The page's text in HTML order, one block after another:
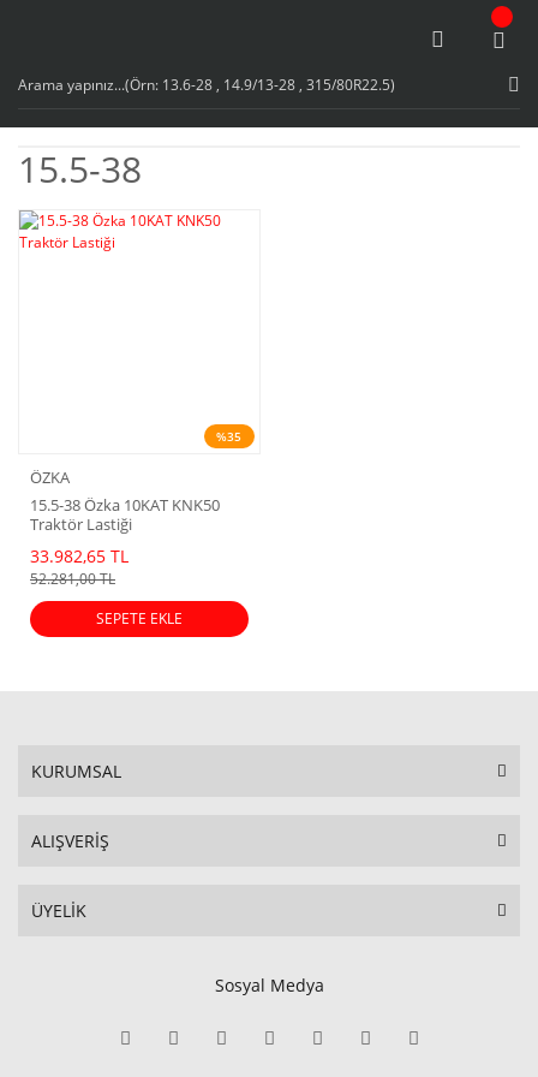
15.5-38
%35
ÖZKA
15.5-38 Özka 10KAT KNK50
Traktör Lastiği
33.982,65 TL
52.281,00 TL
SEPETE EKLE
KURUMSAL
ALIŞVERİŞ
ÜYELİK
Sosyal Medya